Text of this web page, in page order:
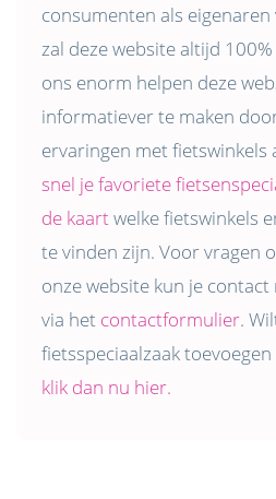
consumenten als
zal deze website altijd
ons enorm helpen deze
informatiever te maken
ervaringen met fietswinkels
snel je favoriete
de kaartwelke fietswinkels
te vinden zijn. Voor vragen
onze website kun je
via het contactformulier.
fietsspeciaalzaak
klik dan nu hier.